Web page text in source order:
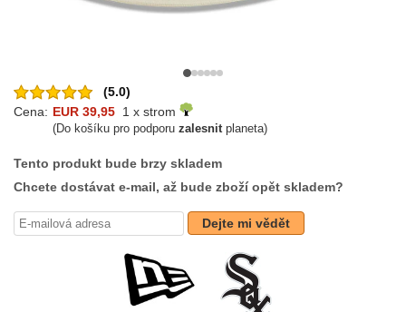
(5.0)
Cena: EUR 39,95 1 x strom
(Do košíku pro podporu zalesnitplaneta)
Tento produkt bude brzy skladem
Chcete dostávat e-mail, až bude zboží opět skladem?
Dejte mi vědět